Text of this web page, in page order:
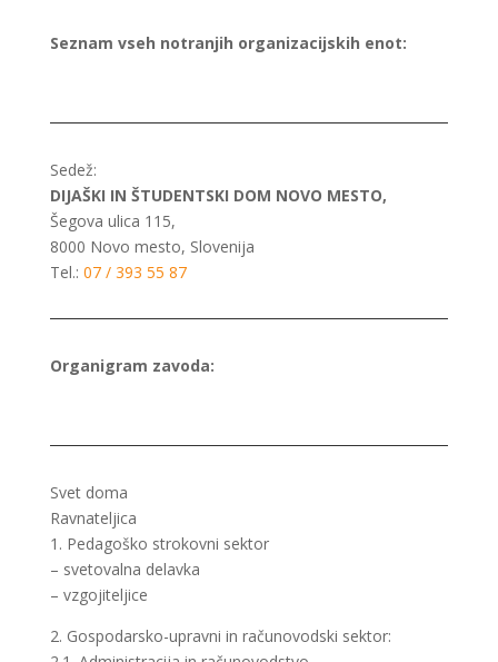
Seznam vseh notranjih organizacijskih enot:
Sedež:
DIJAŠKI IN ŠTUDENTSKI DOM NOVO MESTO,
Šegova ulica 115,
8000 Novo mesto, Slovenija
Tel.: 07 / 393 55 87
Organigram zavoda:
Svet doma
Ravnateljica
1. Pedagoško strokovni sektor
– svetovalna delavka
– vzgojiteljice
2. Gospodarsko-upravni in računovodski sektor: